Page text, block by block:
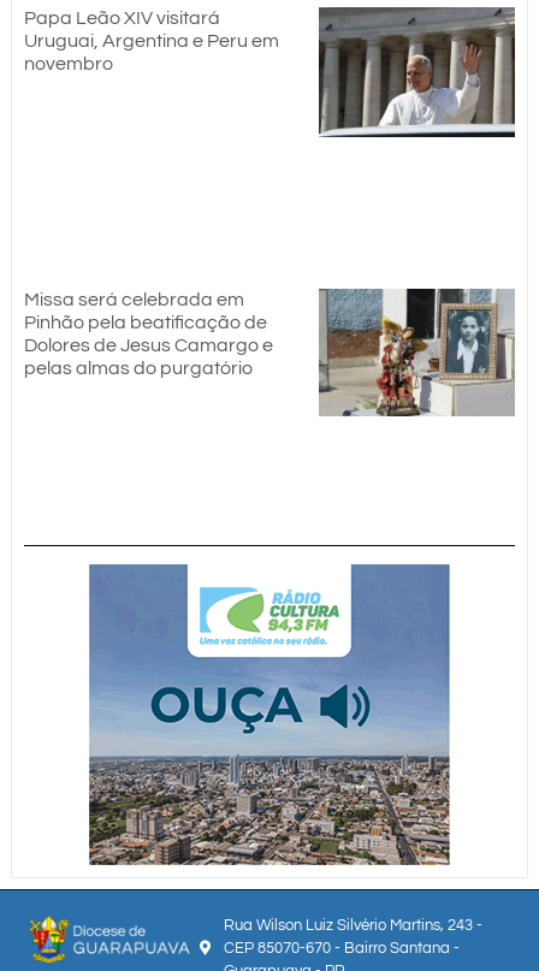
Papa Leão XIV visitará
Uruguai, Argentina e Peru em
novembro
Missa será celebrada em
Pinhão pela beatificação de
Dolores de Jesus Camargo e
pelas almas do purgatório
Rua Wilson Luiz Silvério Martins, 243 -
CEP 85070-670 - Bairro Santana -